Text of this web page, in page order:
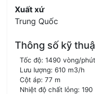
Xuất xứ
Trung Quốc
Thông số kỹ
Tốc độ: 1490 vòng/phút
Lưu lượng: 610 m3/h
Cột áp: 77 m
Nhiệt độ chất lỏng: 190